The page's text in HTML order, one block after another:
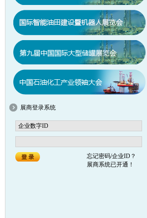
展商登录系统
忘记密码/企业ID？
展商系统已开通！